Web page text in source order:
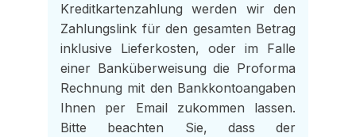
Kreditkartenzahlung werden wir den
Zahlungslink für den gesamten Betrag
inklusive Lieferkosten, oder im Falle
einer Banküberweisung die Proforma
Rechnung mit den Bankkontoangaben
Ihnen per Email zukommen lassen.
Bitte beachten Sie, dass der